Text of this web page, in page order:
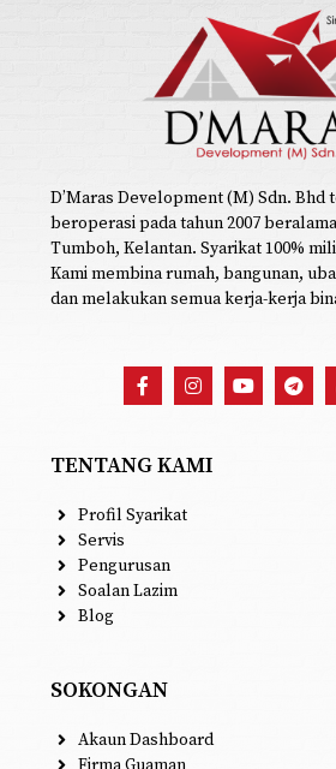
D’Maras Development (M) Sdn. Bhd
beroperasi pada tahun 2007
Tumboh, Kelantan. Syarikat 100%
Kami membina rumah, bangunan,
dan melakukan semua kerja-kerja
TENTANG KAMI
Profil Syarikat
Servis
Pengurusan
Soalan Lazim
Blog
SOKONGAN
Akaun Dashboard